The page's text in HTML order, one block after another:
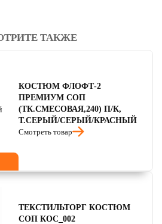
ТАКЖЕ
КОСТЮМ ФЛОФТ-2
ПРЕМИУМ СОП
(ТК.СМЕСОВАЯ,240) П/К,
Т.СЕРЫЙ/СЕРЫЙ/КРАСНЫЙ
Смотреть товар
ТЕКСТИЛЬТОРГ КОСТЮМ
СОП КОС_002